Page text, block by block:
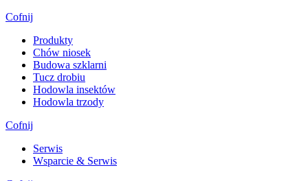
Cofnij
Produkty
Chów niosek
Budowa szklarni
Tucz drobiu
Hodowla insektów
Hodowla trzody
Cofnij
Serwis
Wsparcie & Serwis